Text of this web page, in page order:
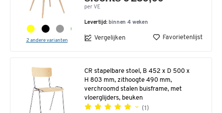
2 andere varianten
per VE
Levertijd: binnen 4 weken
Vergelijken Favorietenlijst
CR stapelbare stoel, B 452 x D 500 x
H 803 mm, zithoogte 490 mm,
verchroomd stalen buisframe, met
vloerglijders, beuken
(1)